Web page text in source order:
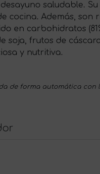
saludable.
cocina. Además,
en carbohidratos
soja, frutos de
y nutritiva.
de forma automática con